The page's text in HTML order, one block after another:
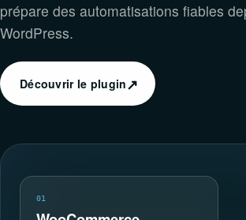
prépare des automatisations fiables
WordPress.
Découvrir le plugin↗
01